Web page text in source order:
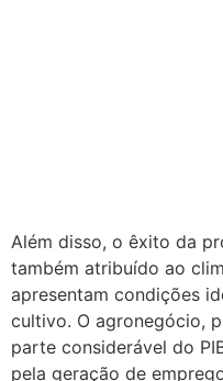
Além disso, o êxito da
também atribuído ao
apresentam condições
cultivo. O agronegócio,
parte considerável do
pela geração de